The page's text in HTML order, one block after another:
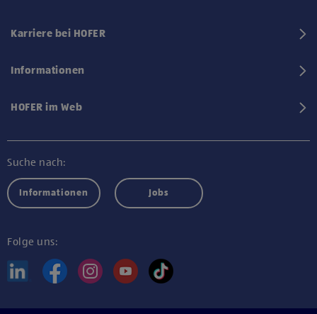
Karriere bei HOFER
Informationen
HOFER im Web
Suche nach:
Informationen Jobs
Folge uns: